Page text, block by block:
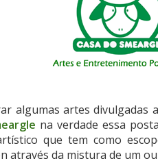
algumas artes
na verdade essa
que tem como
através da mistura de um